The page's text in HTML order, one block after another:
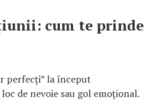
cum te prinde
perfecți” la început
de nevoie sau gol emoțional.